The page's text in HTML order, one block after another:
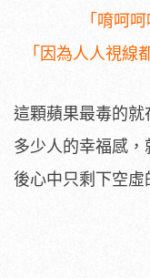
「唷呵
「因為人人視線
這顆蘋果最毒的
多少人的幸福感
後心中只剩下空虛